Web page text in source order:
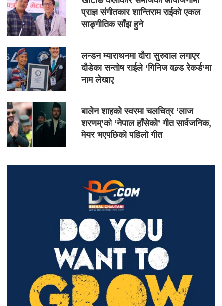
प्राज्ञ संगीतकार शान्तिराम राईको एकल
साङ्गीतिक साँझ हुने
लन्डन म्याराथनमा दौरा सुरुवाल लगाएर
दौडेका सन्तोष राईले ‘गिनिज वल्र्ड रेकर्ड’मा
नाम लेखाए
बालेन शाहको स्वरमा चलचित्र ‘लाज
शरणम्’को ‘नेपाल हाँसेको’ गीत सार्वजनिक,
मेयर भएपछिको पहिलो गीत